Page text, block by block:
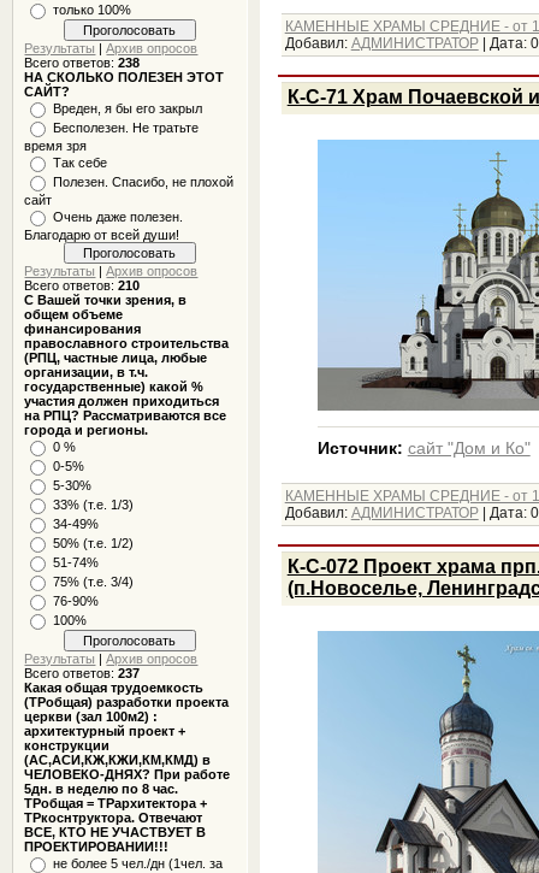
только 100%
Результаты |Архив опросов
Всего ответов:238
НА СКОЛЬКО ПОЛЕЗЕН ЭТОТ
САЙТ?
Вреден, я бы его закрыл
Бесполезен. Не тратьте
время зря
Так себе
Полезен. Спасибо, не плохой
сайт
Очень даже полезен.
Благодарю от всей души!
Результаты |Архив опросов
Всего ответов:210
С Вашей точки зрения, в
общем объеме
финансирования
православного строительства
(РПЦ, частные лица, любые
организации, в т.ч.
государственные) какой %
участия должен приходиться
на РПЦ? Рассматриваются все
города и регионы.
0 %
0-5%
5-30%
33% (т.е. 1/3)
34-49%
50% (т.е. 1/2)
51-74%
75% (т.е. 3/4)
76-90%
100%
Результаты |Архив опросов
Всего ответов:237
Какая общая трудоемкость
(ТРобщая) разработки проекта
церкви (зал 100м2) :
архитектурный проект +
конструкции
(АС,АСИ,КЖ,КЖИ,КМ,КМД) в
ЧЕЛОВЕКО-ДНЯХ? При работе
5дн. в неделю по 8 час.
ТРобщая = ТРархитектора +
ТРкоснтруктора. Отвечают
ВСЕ, КТО НЕ УЧАСТВУЕТ В
ПРОЕКТИРОВАНИИ!!!
не более 5 чел./дн (1чел. за
КАМЕННЫЕ ХРАМЫ СРЕДНИЕ - от
Добавил: АДМИНИСТРАТОР| Дата:
К-С-71 Храм Почаевской
Источник: сайт "Дом и Ко"
КАМЕННЫЕ ХРАМЫ СРЕДНИЕ - от
Добавил: АДМИНИСТРАТОР| Дата:
К-С-072 Проект храма
(п.Новоселье,